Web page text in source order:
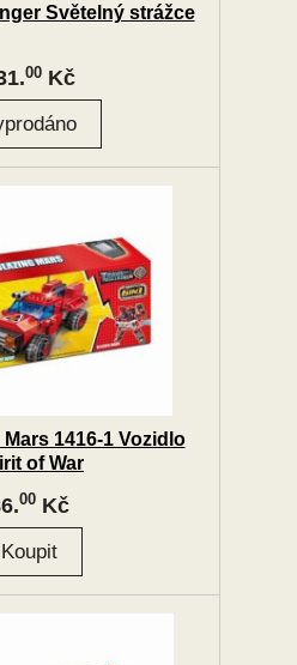
Světelný strážce
00Kč
1416-1 Vozidlo
of War
00Kč